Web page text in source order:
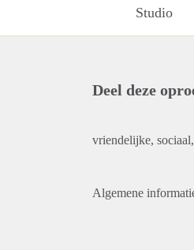
Studio
Deel deze
vriendelijke,
Algemene